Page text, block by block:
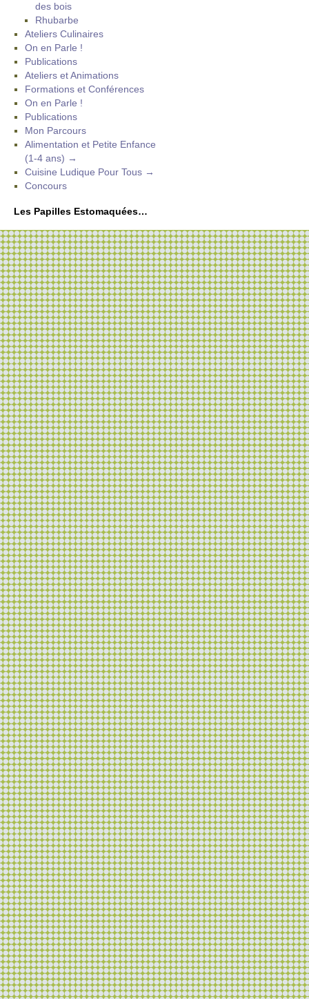
des bois
Rhubarbe
Ateliers Culinaires
On en Parle !
Publications
Ateliers et Animations
Formations et Conférences
On en Parle !
Publications
Mon Parcours
Alimentation et Petite Enfance
(1-4 ans) →
Cuisine Ludique Pour Tous →
Concours
Les Papilles Estomaquées…